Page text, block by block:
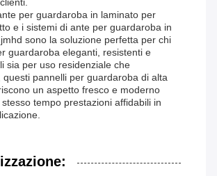
per guardaroba in laminato per
e i sistemi di ante per guardaroba in
sono la soluzione perfetta per chi
guardaroba eleganti, resistenti e
sia per uso residenziale che
questi pannelli per guardaroba di alta
un aspetto fresco e moderno
tempo prestazioni affidabili in